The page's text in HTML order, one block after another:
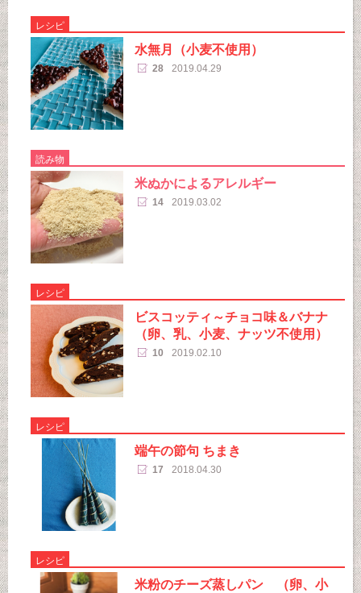
レシピ
水無月（小麦不使用）
28 2019.04.29
読み物
米ぬかによるアレルギー
14 2019.03.02
レシピ
ビスコッティ～チョコ味＆バナナ
（卵、乳、小麦、ナッツ不使用）
10 2019.02.10
レシピ
端午の節句 ちまき
17 2018.04.30
レシピ
米粉のチーズ蒸しパン （卵、小